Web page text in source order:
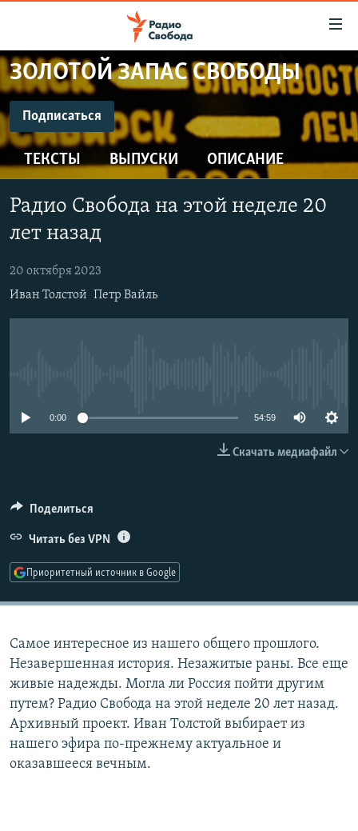
упрощенного
доступа
Вернуться
к
основному
содержанию
Вернутся
главной
Вернутся
поиску
ПРОГРАММЫ
ПОДКАСТЫ
АВТОРСКИЕ ПРОЕКТЫ
ЦИТАТЫ СВОБОДЫ
МНЕНИЯ
КУЛЬТУРА
КАВКАЗ.РЕАЛИИ
СЕВЕР.РЕАЛИИ
ЗОЛОТОЙ ЗАПАС СВОБОДЫ
Подписаться
ПОДПИСАТЬСЯ
ТЕКСТЫ ВЫПУСКИ ОПИСАНИЕ
Радио Свобода на этой неделе 20
лет назад
20 октября 2023
Иван Толстой Петр Вайль
0:00 54:59
Скачать медиафайл
Поделиться
Читать без VPN
Приоритетный источник в Google
Самое интересное из нашего общего прошлого.
Незавершенная история. Незажитые раны. Все еще
живые надежды. Могла ли Россия пойти другим
путем? Радио Свобода на этой неделе 20 лет назад.
Архивный проект. Иван Толстой выбирает из
нашего эфира по-прежнему актуальное и
оказавшееся вечным.